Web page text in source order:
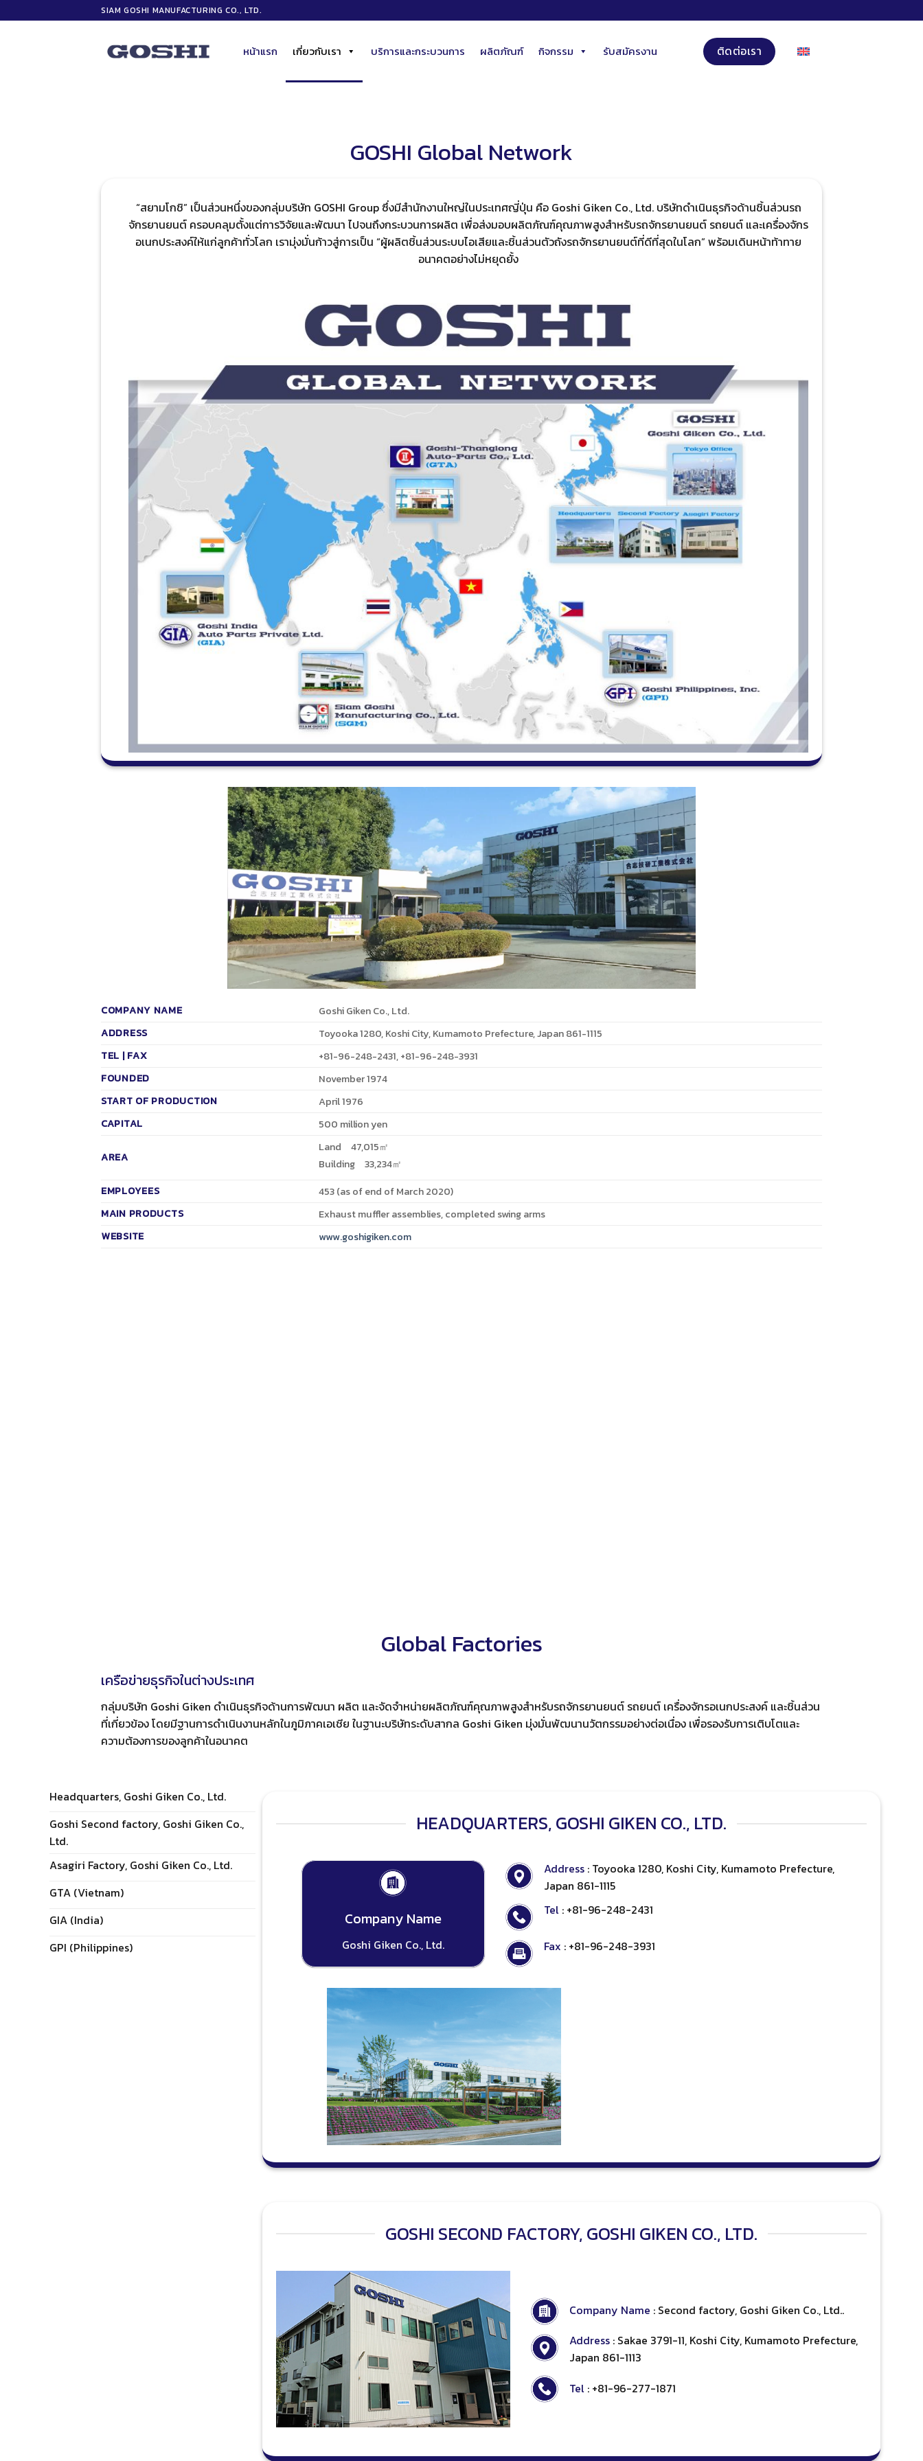
ไป
SIAM GOSHI MANUFACTURING CO., LTD.
หน้าแรก เกี่ยวกับเรา บริการและกระบวนการ ผลิตภัณฑ์ กิจกรรม รับสมัครงาน ติดต่อเรา
GOSHI Global Network
“สยามโกชิ” เป็นส่วนหนึ่งของกลุ่มบริษัท GOSHI Group ซึ่งมีสำนักงานใหญ่ในประเทศญี่ปุ่น คือ Goshi Giken Co., Ltd. บริษัทดำเนินธุรกิจด้านชิ้นส่วนรถ
จักรยานยนต์ ครอบคลุมตั้งแต่การวิจัยและพัฒนา ไปจนถึงกระบวนการผลิต เพื่อส่งมอบผลิตภัณฑ์คุณภาพสูงสำหรับรถจักรยานยนต์ รถยนต์ และเครื่องจักร
อเนกประสงค์ให้แก่ลูกค้าทั่วโลก เรามุ่งมั่นก้าวสู่การเป็น “ผู้ผลิตชิ้นส่วนระบบไอเสียและชิ้นส่วนตัวถังรถจักรยานยนต์ที่ดีที่สุดในโลก” พร้อมเดินหน้าท้าทาย
อนาคตอย่างไม่หยุดยั้ง
COMPANY NAME
Goshi Giken Co., Ltd.
ADDRESS
Toyooka 1280, Koshi City, Kumamoto Prefecture, Japan 861-1115
TEL | FAX
+81-96-248-2431, +81-96-248-3931
FOUNDED
November 1974
START OF PRODUCTION
April 1976
CAPITAL
500 million yen
AREA
Land 47,015㎡
Building 33,234㎡
EMPLOYEES
453 (as of end of March 2020)
MAIN PRODUCTS
Exhaust muffler assemblies, completed swing arms
WEBSITE
www.goshigiken.com
Global Factories
เครือข่ายธุรกิจในต่างประเทศ
กลุ่มบริษัท Goshi Giken ดำเนินธุรกิจด้านการพัฒนา ผลิต และจัดจำหน่ายผลิตภัณฑ์คุณภาพสูงสำหรับรถจักรยานยนต์ รถยนต์ เครื่องจักรอเนกประสงค์ และชิ้นส่วน
ที่เกี่ยวข้อง โดยมีฐานการดำเนินงานหลักในภูมิภาคเอเชีย ในฐานะบริษัทระดับสากล Goshi Giken มุ่งมั่นพัฒนานวัตกรรมอย่างต่อเนื่อง เพื่อรองรับการเติบโตและ
ความต้องการของลูกค้าในอนาคต
Headquarters, Goshi Giken Co., Ltd.
Goshi Second factory, Goshi Giken Co.,
Ltd.
Asagiri Factory, Goshi Giken Co., Ltd.
GTA (Vietnam)
GIA (India)
GPI (Philippines)
HEADQUARTERS, GOSHI GIKEN CO., LTD.
Company Name
Goshi Giken Co., Ltd.
Address : Toyooka 1280, Koshi City, Kumamoto Prefecture,
Japan 861-1115
Tel : +81-96-248-2431
Fax : +81-96-248-3931
GOSHI SECOND FACTORY, GOSHI GIKEN CO., LTD.
Company Name : Second factory, Goshi Giken Co., Ltd..
Address : Sakae 3791-11, Koshi City, Kumamoto Prefecture,
Japan 861-1113
Tel : +81-96-277-1871